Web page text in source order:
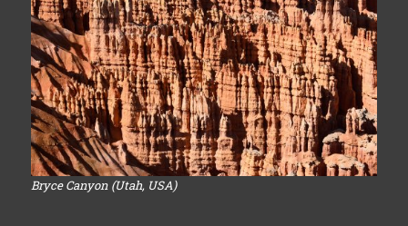
Bryce Canyon (Utah, USA)